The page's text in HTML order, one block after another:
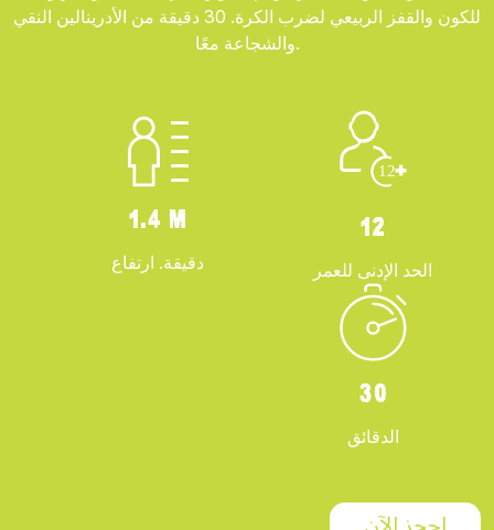
للكون والقفز الربيعي لضرب الكرة. 30 دقيقة من الأدرينالين النقي
والشجاعة معًا.
12
الحد الإدنى للعمر
1.4 M
دقيقة. ارتفاع
30
الدقائق